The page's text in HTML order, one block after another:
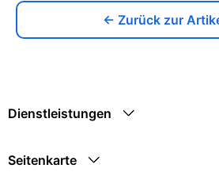
← Zurück zur
Dienstleistungen
Seitenkarte